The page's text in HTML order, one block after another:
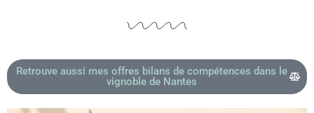
Retrouve aussi mes offres bilans de compétences dans le
vignoble de Nantes